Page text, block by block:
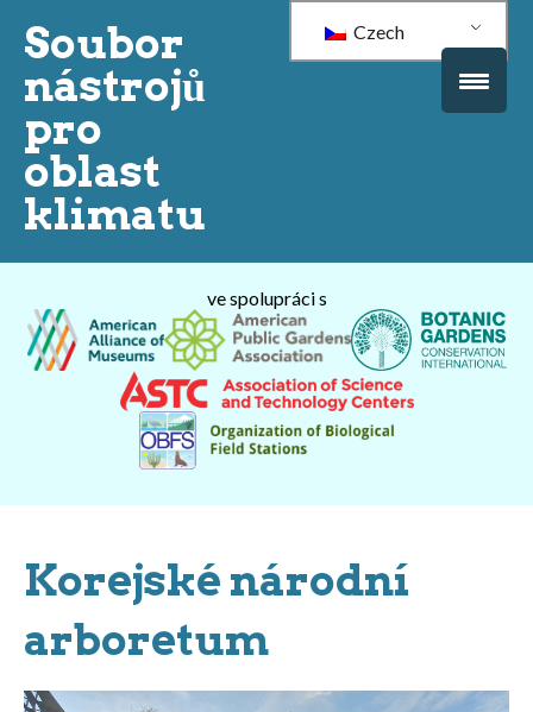
Soubor
nástrojů
pro
oblast
klimatu
Czech
ve spolupráci s
Korejské národní
arboretum